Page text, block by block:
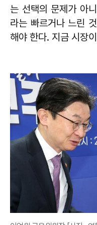
는 선택의 문제가 아
라는 빠르거나 느린
해야 한다. 지금 시장